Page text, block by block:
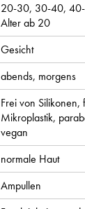
20-30, 30-40,
Alter ab 20
Gesicht
abends, morgens
Frei von Silikonen,
Mikroplastik,
vegan
normale Haut
Ampullen